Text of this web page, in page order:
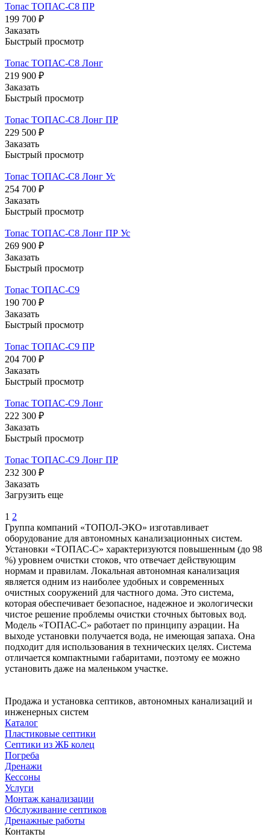
Топас ТОПАС-С8 ПР
199 700 ₽
Заказать
Быстрый просмотр
Топас ТОПАС-С8 Лонг
219 900 ₽
Заказать
Быстрый просмотр
Топас ТОПАС-С8 Лонг ПР
229 500 ₽
Заказать
Быстрый просмотр
Топас ТОПАС-С8 Лонг Ус
254 700 ₽
Заказать
Быстрый просмотр
Топас ТОПАС-С8 Лонг ПР Ус
269 900 ₽
Заказать
Быстрый просмотр
Топас ТОПАС-С9
190 700 ₽
Заказать
Быстрый просмотр
Топас ТОПАС-С9 ПР
204 700 ₽
Заказать
Быстрый просмотр
Топас ТОПАС-С9 Лонг
222 300 ₽
Заказать
Быстрый просмотр
Топас ТОПАС-С9 Лонг ПР
232 300 ₽
Заказать
Загрузить еще
1 2
Группа компаний «ТОПОЛ-ЭКО» изготавливает
оборудование для автономных канализационных систем.
Установки «ТОПАС-С» характеризуются повышенным (до 98
%) уровнем очистки стоков, что отвечает действующим
нормам и правилам. Локальная автономная канализация
является одним из наиболее удобных и современных
очистных сооружений для частного дома. Это система,
которая обеспечивает безопасное, надежное и экологически
чистое решение проблемы очистки сточных бытовых вод.
Модель «ТОПАС-С» работает по принципу аэрации. На
выходе установки получается вода, не имеющая запаха. Она
подходит для использования в технических целях. Система
отличается компактными габаритами, поэтому ее можно
установить даже на маленьком участке.
Продажа и установка септиков, автономных канализаций и
инженерных систем
Каталог
Пластиковые септики
Септики из ЖБ колец
Погреба
Дренажи
Кессоны
Услуги
Монтаж канализации
Обслуживание септиков
Дренажные работы
Контакты